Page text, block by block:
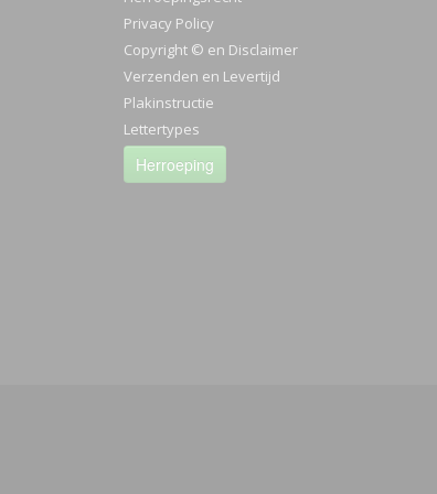
Privacy Policy
Copyright © en Disclaimer
Verzenden en Levertijd
Plakinstructie
Lettertypes
Herroeping